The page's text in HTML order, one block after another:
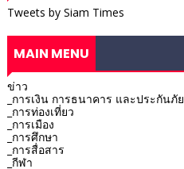
Tweets by Siam Times
MAIN MENU
ข่าว
_การเงิน การธนาคาร และประกันภัย
_การท่องเที่ยว
_การเมือง
_การศึกษา
_การสื่อสาร
_กีฬา